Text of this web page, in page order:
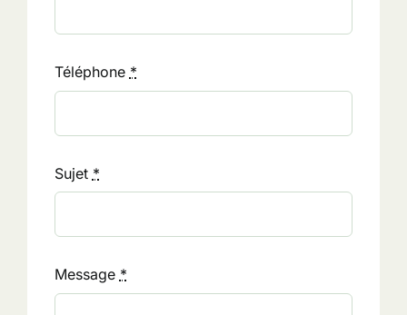
Téléphone *
Sujet *
Message *